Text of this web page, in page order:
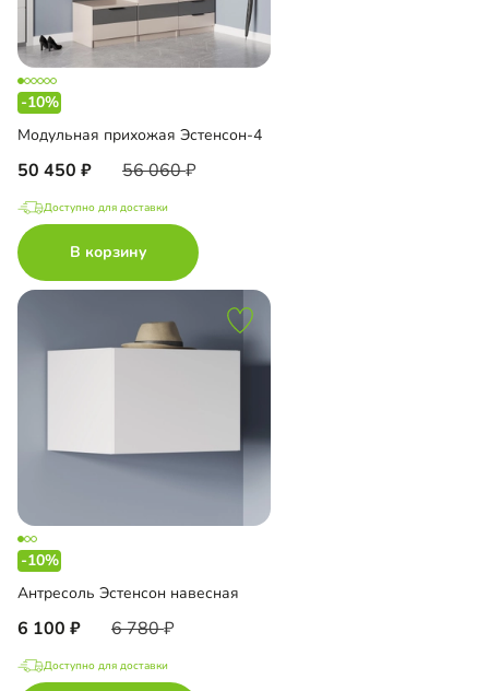
-10%
Модульная прихожая Эстенсон-4
50 450 56 060
Доступно для доставки
В корзину
-10%
Антресоль Эстенсон навесная
6 100 6 780
Доступно для доставки